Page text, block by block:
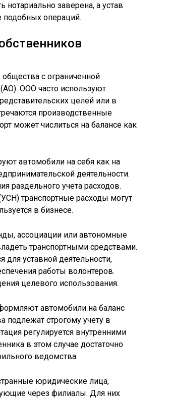
заверена, а устав
операций.
с ограниченной
ООО часто используют
целей или в
производственные
может числиться на балансе как
автомобили на себя как на
деятельности.
раздельного учета расходов.
транспортные расходы могут
в бизнесе.
ассоциации или автономные
транспортными средствами.
для уставной деятельности,
работы волонтеров.
целевого использования.
автомобили на баланс
подлежат строгому учету в
регулируется внутренними
в этом случае достаточно
ведомства.
юридические лица,
через филиалы. Для них